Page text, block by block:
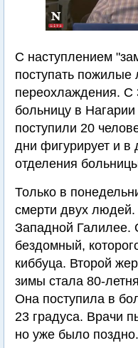
С наступлением
поступать пожилые
переохлаждения. С
больницу в
поступили 20
дни фигурирует и в
отделения
Только в
смерти двух
Западной Галилее.
бездомный,
киббуца. Второй
зимы стала 80-
Она поступила в
23 градуса. Врачи
но уже было поздно.